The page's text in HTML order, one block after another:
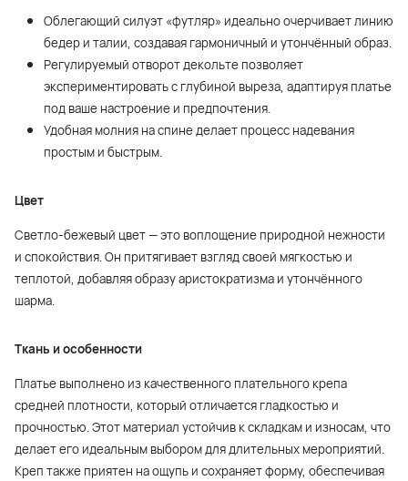
Облегающий силуэт «футляр» идеально очерчивает линию
бедер и талии, создавая гармоничный и утончённый образ.
Регулируемый отворот декольте позволяет
экспериментировать с глубиной выреза, адаптируя платье
под ваше настроение и предпочтения.
Удобная молния на спине делает процесс надевания
простым и быстрым.
Цвет
Светло-бежевый цвет — это воплощение природной нежности
и спокойствия. Он притягивает взгляд своей мягкостью и
теплотой, добавляя образу аристократизма и утончённого
шарма.
Ткань и особенности
Платье выполнено из качественного плательного крепа
средней плотности, который отличается гладкостью и
прочностью. Этот материал устойчив к складкам и износам, что
делает его идеальным выбором для длительных мероприятий.
Креп также приятен на ощупь и сохраняет форму, обеспечивая